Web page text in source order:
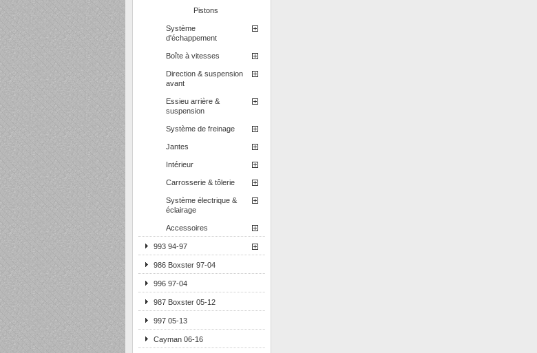
Pistons
Système
d'échappement
Boîte à vitesses
Direction & suspension
avant
Essieu arrière &
suspension
Système de freinage
Jantes
Intérieur
Carrosserie & tôlerie
Système électrique &
éclairage
Accessoires
993 94-97
986 Boxster 97-04
996 97-04
987 Boxster 05-12
997 05-13
Cayman 06-16